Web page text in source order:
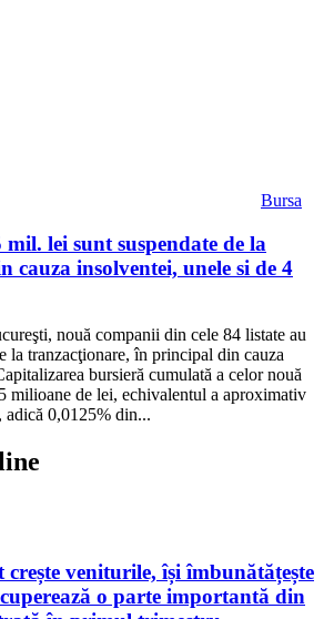
Bursa
lei sunt suspendate de la
cauza insolventei, unele si de 4
nouă companii din cele 84 listate au
la tranzacţionare, în principal din cauza
bursieră cumulată a celor nouă
milioane de lei, echivalentul a aproximativ
adică 0,0125% din...
veniturile, își îmbunătățește
o parte importantă din